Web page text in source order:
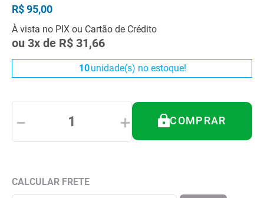
R$95,00
À vista no PIX ou Cartão de Crédito
ou 3x de R$ 31,66
10unidade(s) no estoque!
＋
－ COMPRAR
4º
cadeira higienica
5º
tipoia
6º
muleta
ortese polegar punho